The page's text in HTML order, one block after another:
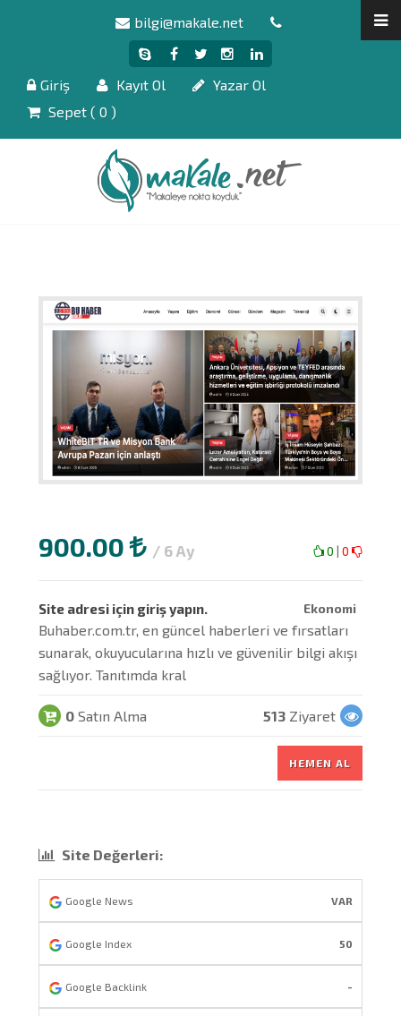
bilgi@makale.net
Giriş Kayıt Ol
Yazar Ol
Sepet ( 0 )
900.00 / 6 Ay 0 | 0
Site adresi için giriş yapın. Ekonomi
Buhaber.com.tr, en güncel haberleri ve fırsatları
sunarak, okuyucularına hızlı ve güvenilir bilgi akışı
sağlıyor. Tanıtımda kral
0 Satın Alma 513 Ziyaret
HEMEN AL
Site Değerleri:
Google News VAR
Google Index 50
Google Backlink -